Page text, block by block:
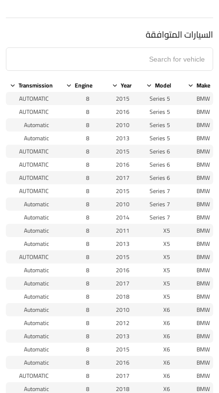
السيارات المتوافقة
Make
Model
Year
Engine
Transmission
BMW
5 Series
2015
8
AUTOMATIC
BMW
5 Series
2016
8
AUTOMATIC
BMW
5 Series
2010
8
Automatic
BMW
5 Series
2013
8
Automatic
BMW
6 Series
2015
8
AUTOMATIC
BMW
6 Series
2016
8
AUTOMATIC
BMW
6 Series
2017
8
AUTOMATIC
BMW
7 Series
2015
8
AUTOMATIC
BMW
7 Series
2010
8
Automatic
BMW
7 Series
2014
8
Automatic
BMW
X5
2011
8
Automatic
BMW
X5
2013
8
Automatic
BMW
X5
2015
8
AUTOMATIC
BMW
X5
2016
8
Automatic
BMW
X5
2017
8
Automatic
BMW
X5
2018
8
Automatic
BMW
X6
2010
8
Automatic
BMW
X6
2012
8
Automatic
BMW
X6
2013
8
Automatic
BMW
X6
2015
8
Automatic
BMW
X6
2016
8
Automatic
BMW
X6
2017
8
AUTOMATIC
BMW
X6
2018
8
Automatic